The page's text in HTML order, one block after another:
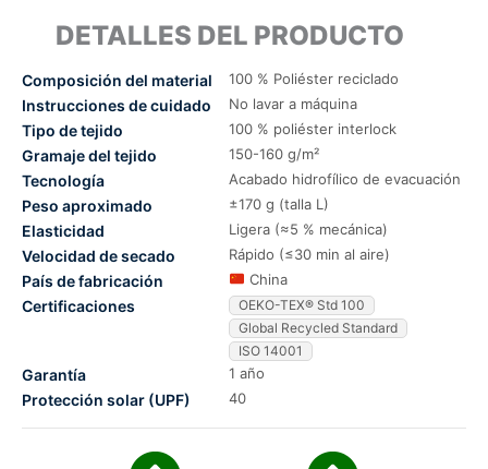
DETALLES DEL PRODUCTO
Composición del material 100 % Poliéster reciclado
Instrucciones de cuidado No lavar a máquina
Tipo de tejido 100 % poliéster interlock
Gramaje del tejido 150-160 g/m²
Tecnología Acabado hidrofílico de evacuación
Peso aproximado ±170 g (talla L)
Elasticidad Ligera (≈5 % mecánica)
Velocidad de secado Rápido (≤30 min al aire)
País de fabricación China
Certificaciones
OEKO-TEX® Std 100
Global Recycled Standard
ISO 14001
Garantía 1 año
Protección solar (UPF) 40